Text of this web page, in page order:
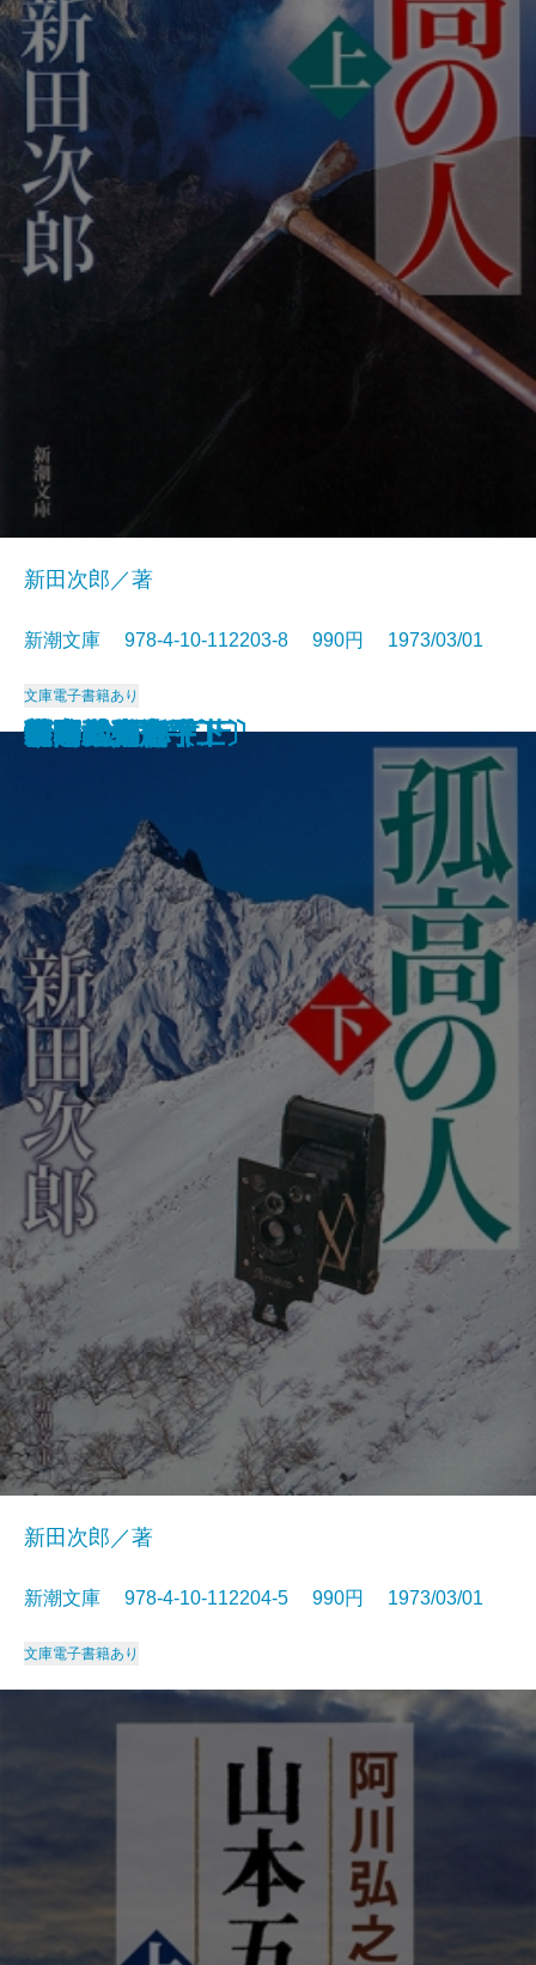
西郷と大久保
惜別
冬の旅
気まぐれ指数
新史 太閤記〔上〕
新史 太閤記〔下〕
塩狩峠
砂の器〔下〕
砂の器〔上〕
孤高の人〔上〕
新田次郎／著
新潮文庫 978-4-10-112203-8 990円 1973/03/01
文庫電子書籍あり
孤高の人〔下〕
新田次郎／著
新潮文庫 978-4-10-112204-5 990円 1973/03/01
文庫電子書籍あり
山本五十六〔上〕
山本五十六〔下〕
谷間の百合
時間の習俗
二十世紀旗手
額田女王
影の地帯
グッド・バイ
ひとごろし